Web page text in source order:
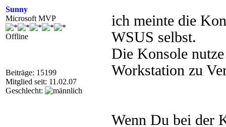
Sunny
Microsoft MVP
Offline
Beiträge: 15199
Mitglied seit: 11.02.07
Geschlecht:
ich meinte die
WSUS selbst.
Die Konsole
Workstation zu
Wenn Du bei der